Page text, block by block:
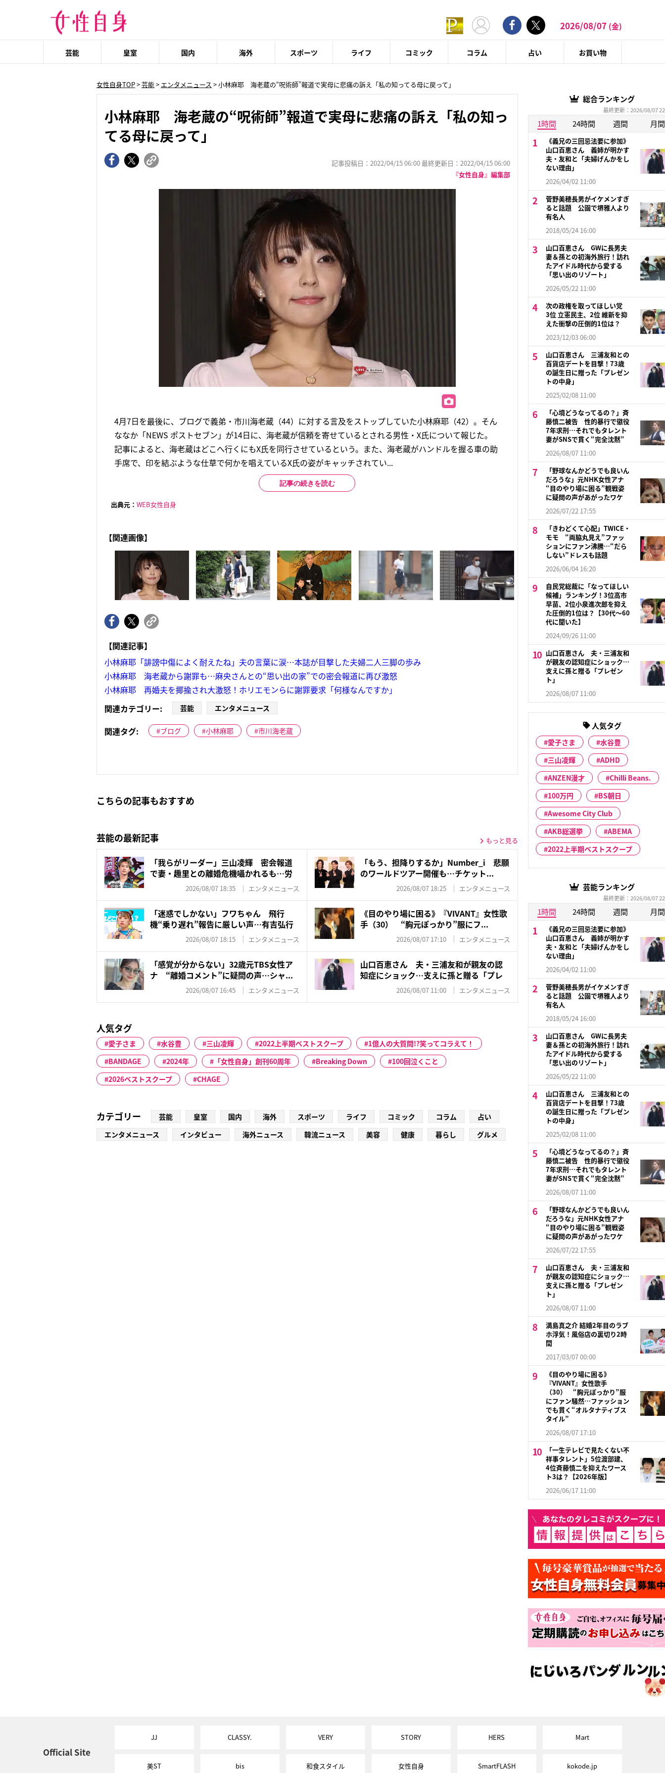
2026/08/07 (金)
芸能 皇室 国内 海外 スポーツ ライフ コミック コラム 占い お買い物
女性自身TOP>芸能> エンタメニュース > 小林麻耶 海老蔵の“呪術師”報道で実母に悲痛の訴え「私の知ってる母に戻って」
小林麻耶 海老蔵の“呪術師”報道で実母に悲痛の訴え「私の知っ
てる母に戻って」
記事投稿日：2022/04/15 06:00 最終更新日：2022/04/15 06:00
『女性自身』編集部
4月7日を最後に、ブログで義弟・市川海老蔵（44）に対する言及をストップしていた小林麻耶（42）。そん
ななか「NEWS ポストセブン」が14日に、海老蔵が信頼を寄せているとされる男性・X氏について報じた。
記事によると、海老蔵はどこへ行くにもX氏を同行させているという。また、海老蔵がハンドルを握る車の助
手席で、印を結ぶような仕草で何かを唱えているX氏の姿がキャッチされてい...
記事の続きを読む
出典元： WEB女性自身
【関連画像】
【関連記事】
小林麻耶「誹謗中傷によく耐えたね」夫の言葉に涙…本誌が目撃した夫婦二人三脚の歩み
小林麻耶 海老蔵から謝罪も…麻央さんとの“思い出の家”での密会報道に再び激怒
小林麻耶 再婚夫を揶揄され大激怒！ホリエモンらに謝罪要求「何様なんですか」
関連カテゴリー:
芸能 エンタメニュース
関連タグ: ブログ 小林麻耶 市川海老蔵
こちらの記事もおすすめ
芸能の最新記事 もっと見る
「我らがリーダー」三山凌輝 密会報道
で妻・趣里との離婚危機囁かれるも…労
2026/08/07 18:35 エンタメニュース
「もう、担降りするか」Number_i 悲願
のワールドツアー開催も…チケット...
2026/08/07 18:25 エンタメニュース
「迷惑でしかない」フワちゃん 飛行
機“乗り遅れ”報告に厳しい声…有吉弘行
2026/08/07 18:15 エンタメニュース
《目のやり場に困る》『VIVANT』女性歌
手（30） “胸元ぽっかり”服にフ...
2026/08/07 17:10 エンタメニュース
「感覚が分からない」32歳元TBS女性ア
ナ “離婚コメント”に疑問の声…シャ...
2026/08/07 16:45 エンタメニュース
山口百恵さん 夫・三浦友和が親友の認
知症にショック…支えに孫と贈る「プレ
2026/08/07 11:00 エンタメニュース
人気タグ
愛子さま 水谷豊 三山凌輝 2022上半期ベストスクープ
1億人の大質問!?笑ってコラえて！
BANDAGE
2024年 「女性自身」創刊60周年 Breaking Down
100回泣くこと
2026ベストスクープ
CHAGE
カテゴリー 芸能 皇室 国内 海外 スポーツ ライフ コミック コラム
占い
エンタメニュース
インタビュー 海外ニュース 韓流ニュース 美容 健康 暮らし グルメ
総合ランキング
最終更新：2026/08/07
1時間 24時間 週間 月間
《義兄の三回忌法要に参加》
山口百恵さん 義姉が明かす
夫・友和と「夫婦げんかをし
ない理由」
2026/04/02 11:00
菅野美穂長男がイケメンすぎ
ると話題 公園で堺雅人より
有名人
2018/05/24 16:00
山口百恵さん GWに長男夫
妻＆孫との初海外旅行！訪れ
たアイドル時代から愛する
「思い出のリゾート」
2026/05/22 11:00
次の政権を取ってほしい党
3位 立憲民主、2位 維新を抑
えた衝撃の圧倒的1位は？
2023/12/03 06:00
山口百恵さん 三浦友和との
百貨店デートを目撃！73歳
の誕生日に贈った「プレゼン
トの中身」
2025/02/08 11:00
「心境どうなってるの？」斉
藤慎二被告 性的暴行で懲役
7年求刑…それでもタレント
妻がSNSで貫く“完全沈黙”
2026/08/07 11:00
「野球なんかどうでも良いん
だろうな」元NHK女性アナ
“目のやり場に困る”観戦姿
に疑問の声があがったワケ
2026/07/22 17:55
「きわどくて心配」TWICE・
モモ “両脇丸見え”ファッ
ションにファン沸騰…“だら
しない”ドレスも話題
2026/06/04 16:20
自民党総裁に「なってほしい
候補」ランキング！3位高市
早苗、2位小泉進次郎を抑え
た圧倒的1位は？【30代〜60
代に聞いた】
2024/09/26 11:00
山口百恵さん 夫・三浦友和
が親友の認知症にショック…
支えに孫と贈る「プレゼン
ト」
2026/08/07 11:00
人気タグ
愛子さま
水谷豊
三山凌輝
ADHD
ANZEN漫才
Chilli Beans.
100万円
BS朝日
Awesome City Club
AKB総選挙
ABEMA
2022上半期ベストスクープ
芸能ランキング
最終更新：2026/08/07
1時間 24時間 週間 月間
《義兄の三回忌法要に参加》
山口百恵さん 義姉が明かす
夫・友和と「夫婦げんかをし
ない理由」
2026/04/02 11:00
菅野美穂長男がイケメンすぎ
ると話題 公園で堺雅人より
有名人
2018/05/24 16:00
山口百恵さん GWに長男夫
妻＆孫との初海外旅行！訪れ
たアイドル時代から愛する
「思い出のリゾート」
2026/05/22 11:00
山口百恵さん 三浦友和との
百貨店デートを目撃！73歳
の誕生日に贈った「プレゼン
トの中身」
2025/02/08 11:00
「心境どうなってるの？」斉
藤慎二被告 性的暴行で懲役
7年求刑…それでもタレント
妻がSNSで貫く“完全沈黙”
2026/08/07 11:00
「野球なんかどうでも良いん
だろうな」元NHK女性アナ
“目のやり場に困る”観戦姿
に疑問の声があがったワケ
2026/07/22 17:55
山口百恵さん 夫・三浦友和
が親友の認知症にショック…
支えに孫と贈る「プレゼン
ト」
2026/08/07 11:00
満島真之介 結婚2年目のラブ
ホ浮気！風俗店の裏切り2時
間
2017/03/07 00:00
《目のやり場に困る》
『VIVANT』女性歌手
（30） “胸元ぽっかり”服
にファン騒然…ファッション
でも貫く“オルタナティブス
タイル”
2026/08/07 17:10
「一生テレビで見たくない不
祥事タレント」5位渡部建、
4位斉藤慎二を抑えたワース
ト3は？【2026年版】
2026/06/17 11:00
Official Site
JJ CLASSY. VERY STORY HERS Mart
美ST bis 和食スタイル 女性自身 SmartFLASH kokode.jp